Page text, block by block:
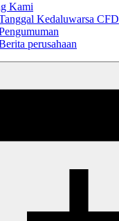
Kami
Kedaluwarsa CFD
perusahaan